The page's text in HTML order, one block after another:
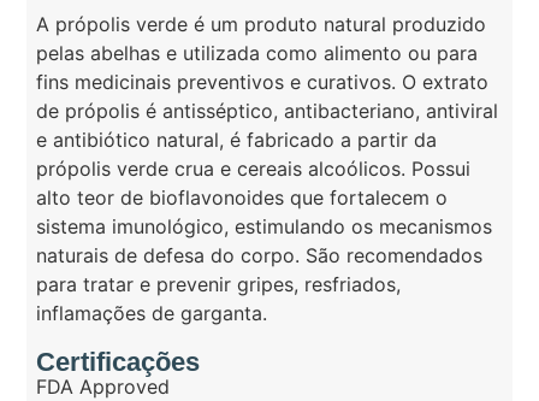
A própolis verde é um produto natural produzido
pelas abelhas e utilizada como alimento ou para
fins medicinais preventivos e curativos. O extrato
de própolis é antisséptico, antibacteriano, antiviral
e antibiótico natural, é fabricado a partir da
própolis verde crua e cereais alcoólicos. Possui
alto teor de bioflavonoides que fortalecem o
sistema imunológico, estimulando os mecanismos
naturais de defesa do corpo. São recomendados
para tratar e prevenir gripes, resfriados,
inflamações de garganta.
Certificações
FDA Approved